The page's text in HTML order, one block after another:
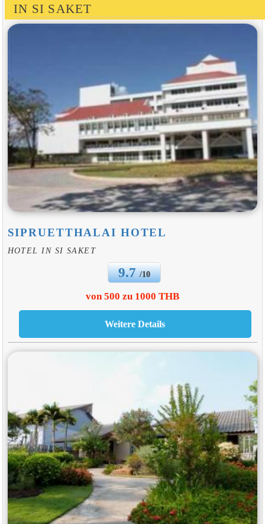
IN SI SAKET
SIPRUETTHALAI HOTEL
HOTEL IN SI SAKET
9.7/10
von 500 zu 1000 THB